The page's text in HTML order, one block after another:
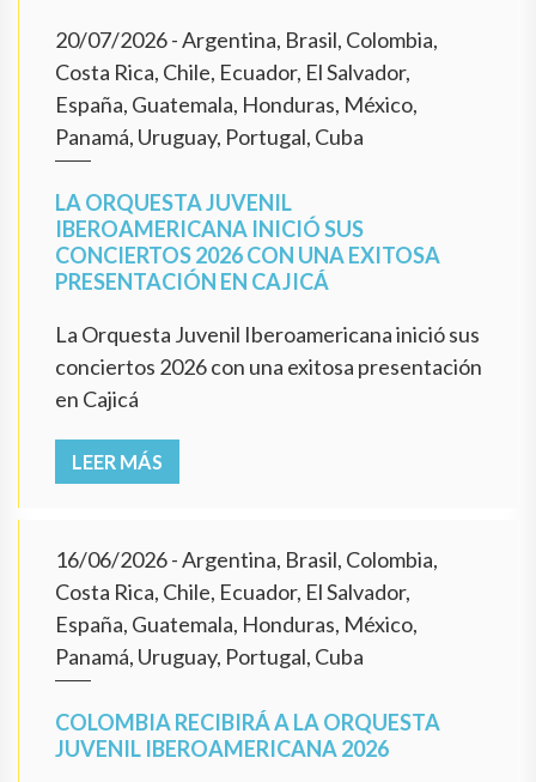
20/07/2026- Argentina, Brasil, Colombia,
Costa Rica, Chile, Ecuador, El Salvador,
España, Guatemala, Honduras, México,
Panamá, Uruguay, Portugal, Cuba
LA ORQUESTA JUVENIL
IBEROAMERICANA INICIÓ SUS
CONCIERTOS 2026 CON UNA EXITOSA
PRESENTACIÓN EN CAJICÁ
La Orquesta Juvenil Iberoamericana inició sus
conciertos 2026 con una exitosa presentación
en Cajicá
LEER MÁS
16/06/2026- Argentina, Brasil, Colombia,
Costa Rica, Chile, Ecuador, El Salvador,
España, Guatemala, Honduras, México,
Panamá, Uruguay, Portugal, Cuba
COLOMBIA RECIBIRÁ A LA ORQUESTA
JUVENIL IBEROAMERICANA 2026